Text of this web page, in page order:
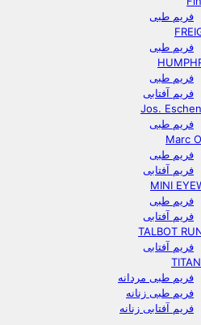
فریم طبی
فریم طبی
فریم طبی
فریم آفتابی
Jos.
فریم طبی
Marc
فریم طبی
فریم آفتابی
MINI
فریم طبی
فریم آفتابی
TALBOT
فریم آفتابی
فریم طبی مردانه
فریم طبی زنانه
فریم آفتابی زنانه